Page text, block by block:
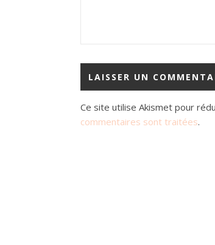
Ce site utilise Akismet pour
commentaires sont traitées.